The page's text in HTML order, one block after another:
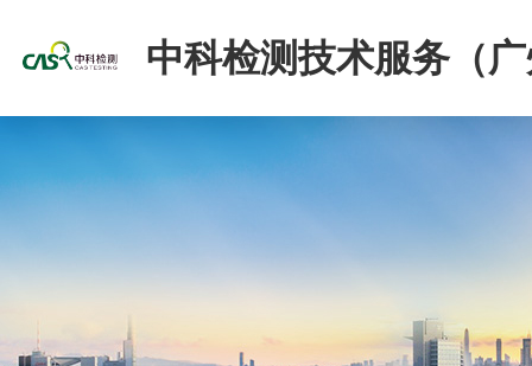
中科检测技术服务（
份有限公司